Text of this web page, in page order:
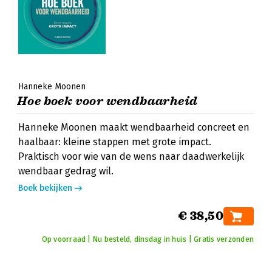
Hanneke Moonen
Hoe boek voor wendbaarheid
Hanneke Moonen maakt wendbaarheid concreet en
haalbaar: kleine stappen met grote impact.
Praktisch voor wie van de wens naar daadwerkelijk
wendbaar gedrag wil.
Boek bekijken
€ 38,50
Op voorraad | Nu besteld, dinsdag in huis | Gratis verzonden